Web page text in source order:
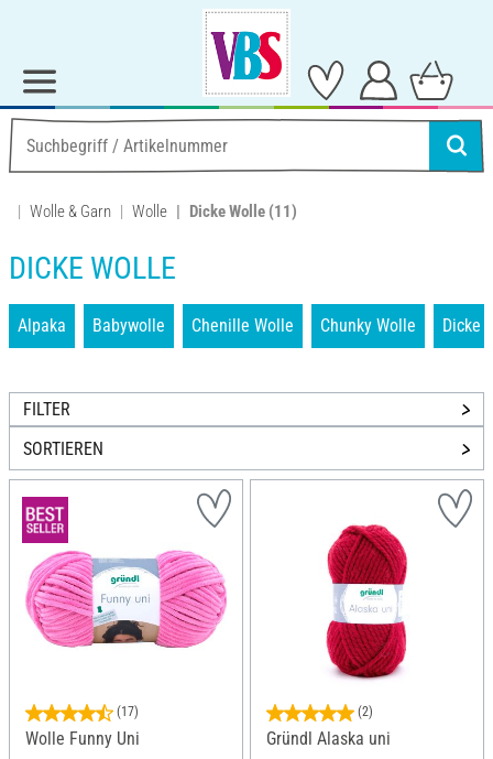
Wolle & Garn Wolle Dicke Wolle (11)
DICKE WOLLE
Alpaka Babywolle Chenille Wolle Chunky Wolle Dicke
FILTER
SORTIEREN
(17)
Wolle Funny Uni
(2)
Gründl Alaska uni